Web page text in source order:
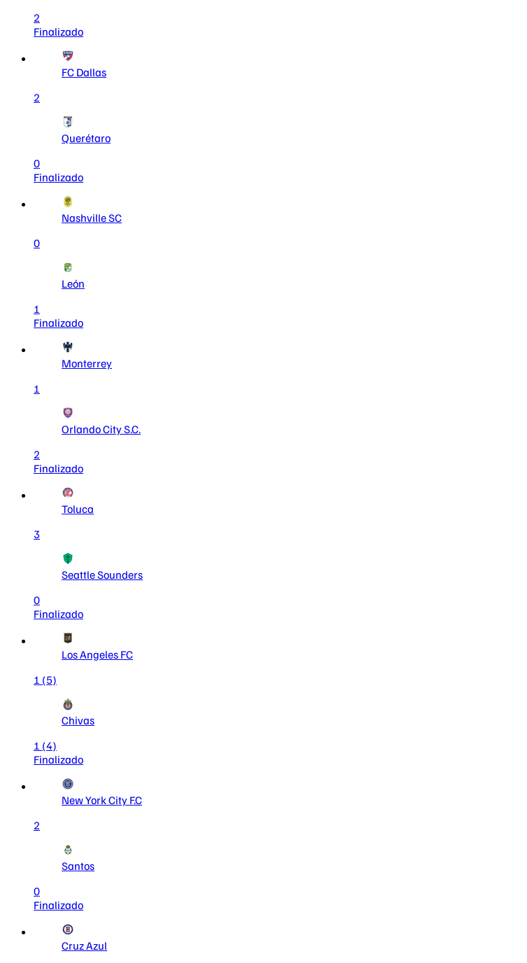
2
Finalizado
FC Dallas
2
Querétaro
0
Finalizado
Nashville SC
0
León
1
Finalizado
Monterrey
1
Orlando City S.C.
2
Finalizado
Toluca
3
Seattle Sounders
0
Finalizado
Los Angeles FC
1 (5)
Chivas
1 (4)
Finalizado
New York City F.C
2
Santos
0
Finalizado
Cruz Azul